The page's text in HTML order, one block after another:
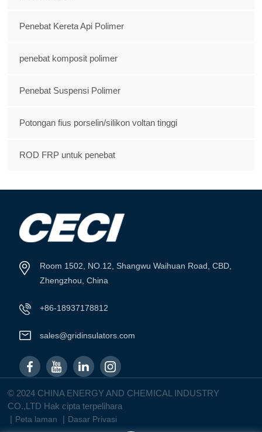
Penebat Kereta Api Polimer
penebat komposit polimer
Penebat Suspensi Polimer
Potongan fius porselin/silikon voltan tinggi
ROD FRP untuk penebat
Room 1502, NO.12, Shangwu Waihuan Road, CBD,
Zhengzhou, China
+86-18937178812
sales@gridinsulators.com
© 2024 CHINA ENERGY AND CHEMICAL INDUSTRY
CO.,LTD Hak cipta terpelihara
| Peta laman | Dasar Privasi